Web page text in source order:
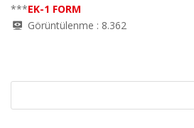
***EK-1 FORM
Görüntülenme : 8.362